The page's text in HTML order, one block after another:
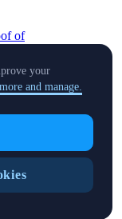
of
Asset Exploration
TradingView
& LimitsStatus
your
and manage.